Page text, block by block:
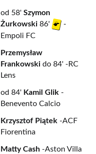
od 58' Szymon
Żurkowski 86'
-
Empoli FC
Przemysław
Frankowski do 84' -RC
Lens
od 84' Kamil Glik -
Benevento Calcio
Krzysztof Piątek -ACF
Fiorentina
Matty Cash -Aston Villa